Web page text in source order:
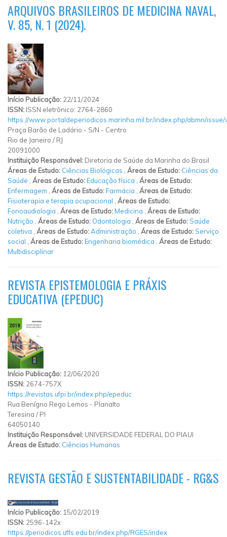
ARQUIVOS BRASILEIROS DE MEDICINA NAVAL,
V. 85, N. 1 (2024).
Início Publicação: 22/11/2024
ISSN: ISSN eletrônico: 2764-2860
https://www.portaldeperiodicos.marinha.mil.br/index.php/abmn/
Praça Barão de Ladário - S/N - Centro
Rio de Janeiro / RJ
20091000
Instituição Responsável: Diretoria de Saúde da Marinha do Brasil
Áreas de Estudo: Ciências Biológicas Áreas de Estudo: Ciências da
Saúde
Áreas de Estudo:Educação física
Áreas de Estudo:
Enfermagem
Áreas de Estudo:Farmácia
Áreas de Estudo:
Fisioterapia e terapia ocupacional
Áreas de Estudo:
Fonoaudiologia
Áreas de Estudo:Medicina
Áreas de Estudo:
Nutrição
Áreas de Estudo: Odontologia Áreas de Estudo:Saúde
coletiva
Áreas de Estudo:Administração Áreas de Estudo:Serviço
social
Áreas de Estudo:Engenharia biomédica
Áreas de Estudo:
Multidisciplinar
REVISTA EPISTEMOLOGIA E PRÁXIS
EDUCATIVA (EPEDUC)
Início Publicação: 12/06/2020
ISSN: 2674-757X
https://revistas.ufpi.br/index.php/epeduc
Rua Benígno Rego Lemos - Planalto
Teresina / PI
64050140
Instituição Responsável: UNIVERSIDADE FEDERAL DO PIAUI
Áreas de Estudo: Ciências Humanas
REVISTA GESTÃO E SUSTENTABILIDADE - RG&S
Início Publicação: 15/02/2019
ISSN: 2596-142x
https://periodicos.uffs.edu.br/index.php/RGES/index